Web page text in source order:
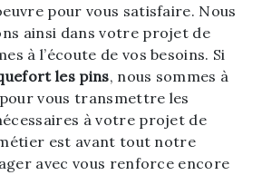
pour vous satisfaire. Nous
ainsi dans votre projet de
à l’écoute de vos besoins. Si
les pins, nous sommes à
vous transmettre les
à votre projet de
est avant tout notre
avec vous renforce encore